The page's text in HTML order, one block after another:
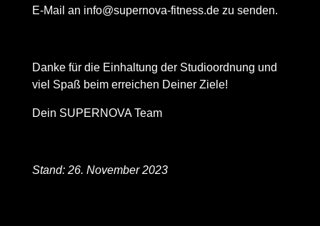
E-Mail an info@supernova-fitness.de zu senden.
Danke für die Einhaltung der Studioordnung und
viel Spaß beim erreichen Deiner Ziele!
Dein SUPERNOVA Team
Stand: 26. November 2023